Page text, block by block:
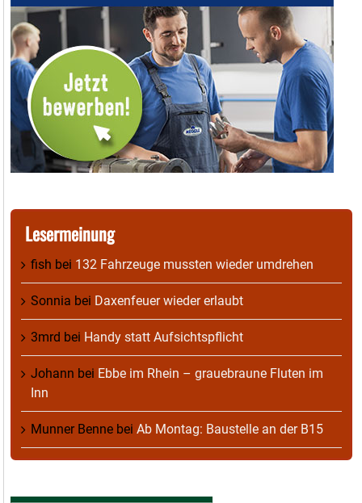
Lesermeinung
fish bei 132 Fahrzeuge mussten wieder umdrehen
Sonnia bei Daxenfeuer wieder erlaubt
3mrd bei Handy statt Aufsichtspflicht
Johann bei Ebbe im Rhein – grauebraune Fluten im
Inn
Munner Benne bei Ab Montag: Baustelle an der B15